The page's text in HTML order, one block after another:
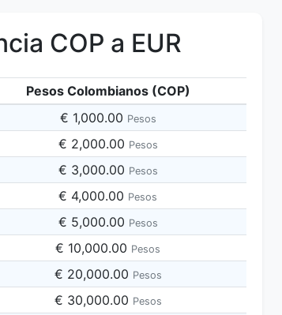
COP a EUR
Pesos Colombianos (COP)
€ 1,000.00 Pesos
€ 2,000.00 Pesos
€ 3,000.00 Pesos
€ 4,000.00 Pesos
€ 5,000.00 Pesos
€ 10,000.00 Pesos
€ 20,000.00 Pesos
€ 30,000.00 Pesos